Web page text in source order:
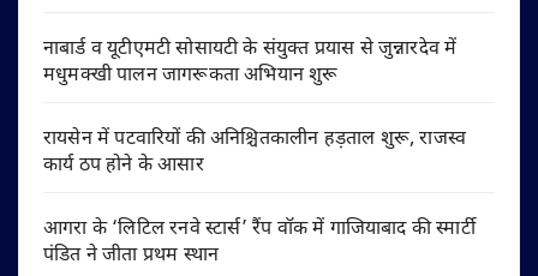
नाबार्ड व यूटीएमटी सोसायटी के संयुक्त प्रयास से जुन्नारदेव में
मधुमक्खी पालन जागरूकता अभियान शुरू
रायसेन में पटवारियों की अनिश्चितकालीन हड़ताल शुरू, राजस्व
कार्य ठप होने के आसार
आगरा के ‘लिटिल रनवे स्टार्स’ रैंप वॉक में गाजियाबाद की स्मार्टी
पंडित ने जीता प्रथम स्थान